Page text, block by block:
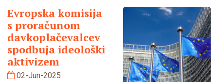
Evropska komisija
s proračunom
davkoplačevalcev
spodbuja ideološki
aktivizem
02-Jun-2025